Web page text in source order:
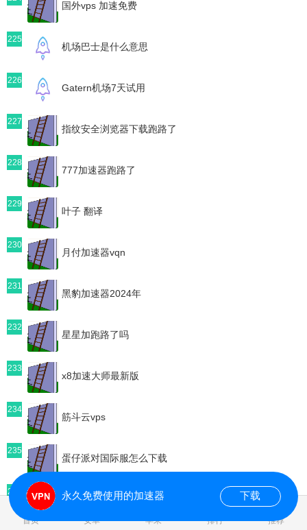
国外vps 加速免费
225
机场巴士是什么意思
226
Gatern机场7天试用
227
指纹安全浏览器下载跑路了
228
777加速器跑路了
229
叶子 翻译
230
月付加速器vqn
231
黑豹加速器2024年
232
星星加跑路了吗
233
x8加速大师最新版
234
筋斗云vps
235
蛋仔派对国际服怎么下载
236
DuangCloudpc版下载
首页 安卓 苹果 排行 推荐
永久免费使用的加速器 下载
0.108497s